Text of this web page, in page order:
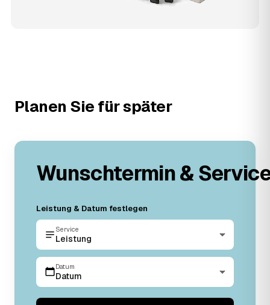
Planen Sie für später
Wunschtermin &
Leistung & Datum festlegen
Service
Leistung
Datum
Datum